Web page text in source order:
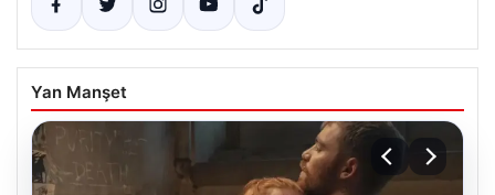
Yan Manşet